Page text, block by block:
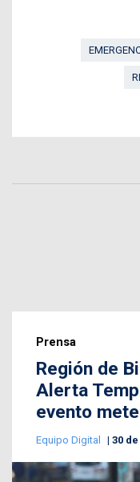
Prensa
Región de
Alerta
evento
Equipo Digital 30